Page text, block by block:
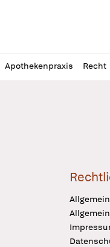
Apothekenpraxis Recht